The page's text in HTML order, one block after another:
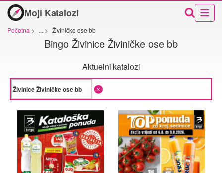
Moji Katalozi
Početna > ... > Živiničke ose bb
Bingo Živinice Živiničke ose bb
Aktuelni katalozi